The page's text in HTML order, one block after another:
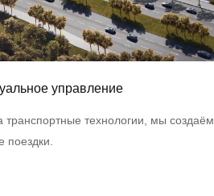
управление
транспортные технологии, мы создаём